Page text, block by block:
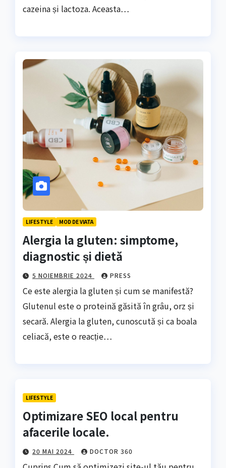
cazeina și lactoza. Aceasta…
LIFESTYLE MOD DE VIATA
Alergia la gluten: simptome,
diagnostic și dietă
5 NOIEMBRIE 2024 PRESS
Ce este alergia la gluten și cum se manifestă?
Glutenul este o proteină găsită în grâu, orz și
secară. Alergia la gluten, cunoscută și ca boala
celiacă, este o reacție…
LIFESTYLE
Optimizare SEO local pentru
afacerile locale.
20 MAI 2024 DOCTOR 360